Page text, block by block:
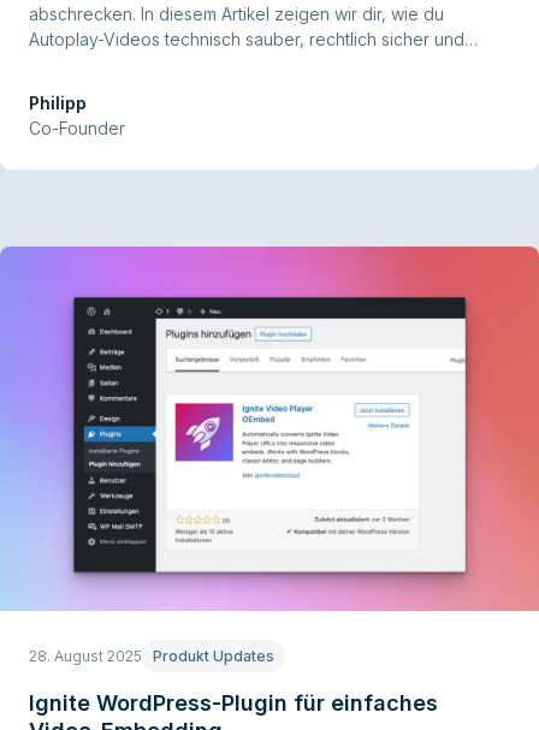
abschrecken. In diesem Artikel zeigen wir dir, wie du
Autoplay-Videos technisch sauber, rechtlich sicher und
Philipp
Co-Founder
28. August 2025 Produkt Updates
Ignite WordPress-Plugin für einfaches